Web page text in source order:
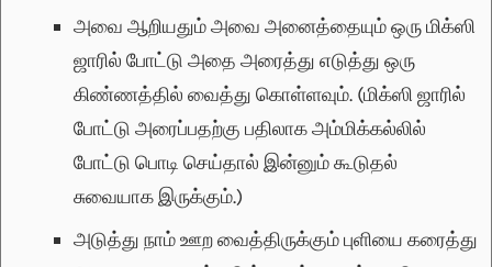
அவை ஆறியதும் அவை அனைத்தையும் ஒரு மிக்ஸி
ஜாரில் போட்டு அதை அரைத்து எடுத்து ஒரு
கிண்ணத்தில் வைத்து கொள்ளவும். (மிக்ஸி ஜாரில்
போட்டு அரைப்பதற்கு பதிலாக அம்மிக்கல்லில்
போட்டு பொடி செய்தால் இன்னும் கூடுதல்
சுவையாக இருக்கும்.)
அடுத்து நாம் ஊற வைத்திருக்கும் புளியை கரைத்து